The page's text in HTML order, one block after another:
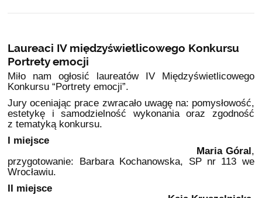
Laureaci IV międzyświetlicowego Konkursu
Portrety emocji
Miło nam ogłosić laureatów IV Międzyświetlicowego
Konkursu “Portrety emocji”.
Jury oceniając prace zwracało uwagę na: pomysłowość,
estetykę i samodzielność wykonania oraz zgodność
z tematyką konkursu.
I miejsce
Maria Góral,
przygotowanie: Barbara Kochanowska, SP nr 113 we
Wrocławiu.
II miejsce